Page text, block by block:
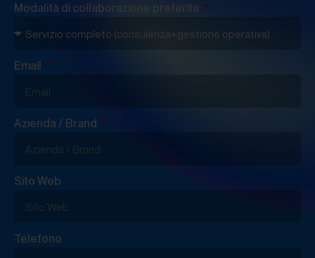
Modalità di collaborazione preferita
Email
Azienda / Brand
Sito Web
Telefono